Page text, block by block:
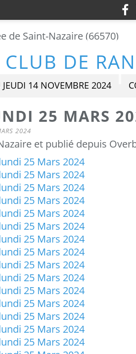
14 NOVEMBRE 2024
25 MARS
2024
et publié depuis